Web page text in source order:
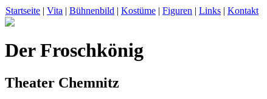
Startseite | Vita | Bühnenbild | Kostüme | Figuren | Links | Kontakt
Der Froschkönig
Theater Chemnitz